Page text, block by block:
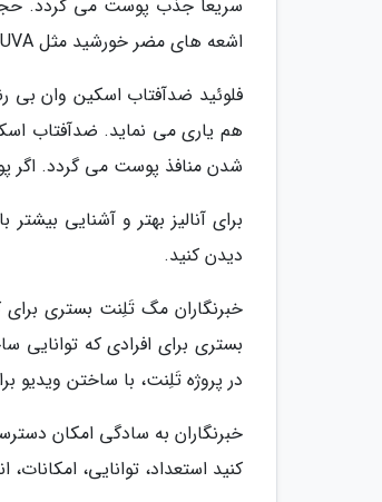
اشعه های مضر خورشید مثل UVA و UVB به شما ارائه می نماید.
فلوئید ضدآفتاب اسکین وان بی
هم یاری می نماید. ضدآفتاب
شدن منافذ پوست می گردد. اگر
دیدن کنید.
خبرنگاران مگ تَلِنت بستری
بستری برای افرادی که توانایی
در پروژه تَلِنت، با ساختن ویدیو
خبرنگاران به سادگی امکان
کنید استعداد، توانایی،